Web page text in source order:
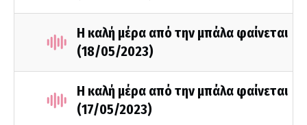
Η καλή μέρα από την μπάλα φαίνεται
(18/05/2023)
Η καλή μέρα από την μπάλα φαίνεται
(17/05/2023)